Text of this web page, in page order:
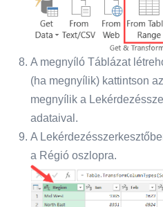
A megnyíló Táblázat
(ha megnyílik) kattintson
megnyílik a
adataival.
A
a Régió oszlopra.